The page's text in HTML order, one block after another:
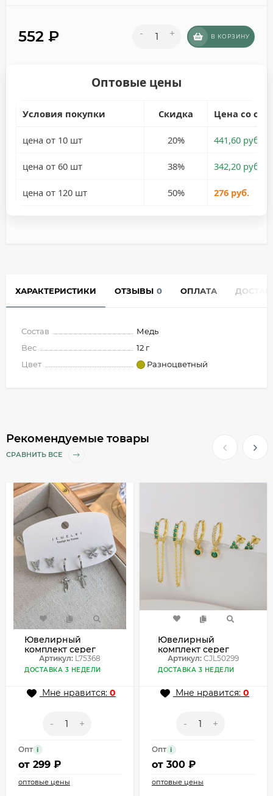
552 ₽ - + В КОРЗИНУ
Оптовые цены
Условия покупки Скидка Цена со
цена от 10 шт 20% 441,60 руб.
цена от 60 шт 38% 342,20 руб.
цена от 120 шт 50% 276 руб.
ХАРАКТЕРИСТИКИ ОТЗЫВЫ 0 ОПЛАТА
Состав
Медь
Вес
12 г
Цвет
Разноцветный
Рекомендуемые товары
СРАВНИТЬ ВСЕ
Ювелирный
комплект серег
L75368
Артикул: L75368
ДОСТАВКА 3 НЕДЕЛИ
Мне нравится: 0
- +
Опт i
от 299 ₽
оптовые цены
Ювелирный
комплект серег
CJL50299
Артикул: CJL50299
ДОСТАВКА 3 НЕДЕЛИ
Мне нравится: 0
- +
Опт i
от 300 ₽
оптовые цены